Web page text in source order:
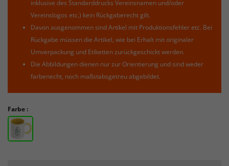
inklusive des Standarddrucks Vereinsnamen und/oder
Vereinslogos etc.) kein Rückgaberecht gilt.
Davon ausgenommen sind Artikel mit Produktionsfehler etc. Bei
Rückgabe müssen die Artikel, wie bei Erhalt mit originaler
Umverpackung und Etiketten zurückgeschickt werden.
Die Abbildungen dienen nur zur Orientierung und sind weder
farbenecht, noch maßstabsgetreu abgebildet.
Farbe :